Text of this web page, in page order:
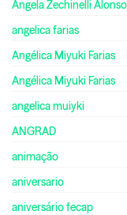
Ângela Zechinelli Alonso
angelica farias
Angélica Miyuki Farias
Angélica Miyuki Farias
angelica muiyki
ANGRAD
animação
aniversario
aniversário fecap